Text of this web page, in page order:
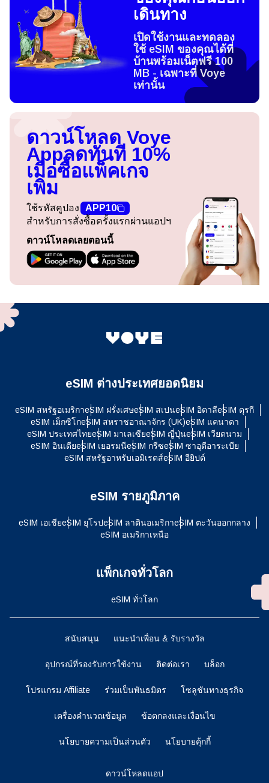
เดินทาง
เปิดใช้งานและทดลอง
ใช้ eSIM ของคุณได้ที่
บ้านพร้อมเน็ตฟรี 100
MB - เฉพาะที่ Voye
เท่านั้น
ดาวน์โหลด Voye
Appลดทันที 10%
เมื่อซื้อแพ็คเกจ
เพิ่ม
ใช้รหัสคูปอง
APP10
สำหรับการสั่งซื้อครั้งแรกผ่านแอปฯ
ดาวน์โหลดเลยตอนนี้
eSIM ต่างประเทศยอดนิยม
eSIM สหรัฐอเมริกาeSIM ฝรั่งเศษeSIM สเปนeSIM อิตาลีeSIM ตุรกี
eSIM เม็กซิโกeSIM สหราชอาณาจักร (UK)eSIM แคนาดา
eSIM ประเทศไทยeSIM มาเลเซียeSIM ญี่ปุ่นeSIM เวียดนาม
eSIM อินเดียeSIM เยอรมนีeSIM กรีซeSIM ซาอุดีอาระเบีย
eSIM สหรัฐอาหรับเอมิเรตส์eSIM อียิปต์
eSIM รายภูมิภาค
eSIM เอเชียeSIM ยุโรปeSIM ลาตินอเมริกาeSIM ตะวันออกกลาง
eSIM อเมริกาเหนือ
แพ็กเกจทั่วโลก
eSIM ทั่วโลก
สนับสนุน แนะนำเพื่อน & รับรางวัล
อุปกรณ์ที่รองรับการใช้งาน ติดต่อเรา บล็อก
โปรแกรม Affiliate ร่วมเป็นพันธมิตร โซลูชันทางธุรกิจ
เครื่องคำนวณข้อมูล ข้อตกลงและเงื่อนไข
นโยบายความเป็นส่วนตัว นโยบายคุ้กกี้
ดาวน์โหลดแอป